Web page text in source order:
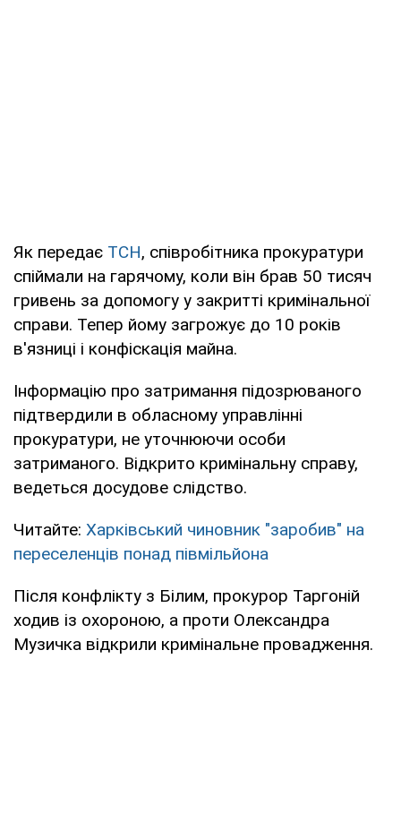
Як передає ТСН, співробітника прокуратури
спіймали на гарячому, коли він брав 50 тисяч
гривень за допомогу у закритті кримінальної
справи. Тепер йому загрожує до 10 років
в'язниці і конфіскація майна.
Інформацію про затримання підозрюваного
підтвердили в обласному управлінні
прокуратури, не уточнюючи особи
затриманого. Відкрито кримінальну справу,
ведеться досудове слідство.
Читайте: Харківський чиновник "заробив" на
переселенців понад півмільйона
Після конфлікту з Білим, прокурор Таргоній
ходив із охороною, а проти Олександра
Музичка відкрили кримінальне провадження.